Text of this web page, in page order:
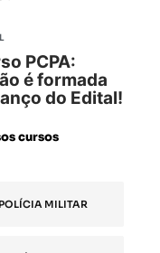
PCPA:
é formada
do Edital!
cursos
POLÍCIA MILITAR